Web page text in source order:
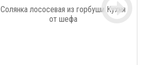
Солянка лососевая из горбуши Кухня
от шефа